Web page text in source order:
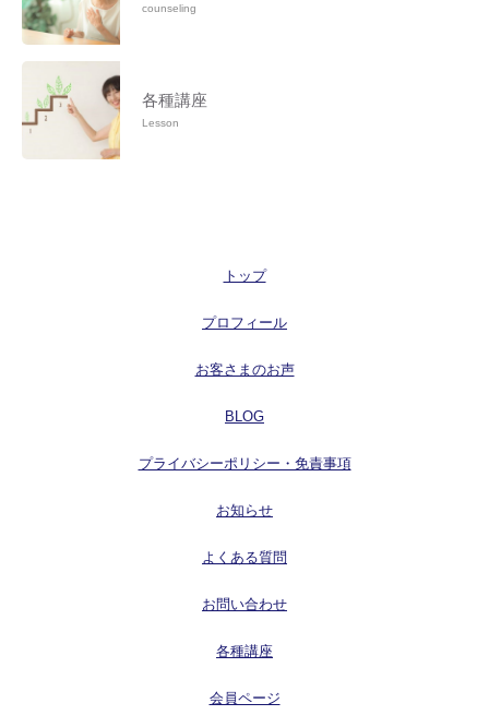
counseling
各種講座
Lesson
トップ
プロフィール
お客さまのお声
BLOG
プライバシーポリシー・免責事項
お知らせ
よくある質問
お問い合わせ
各種講座
会員ページ